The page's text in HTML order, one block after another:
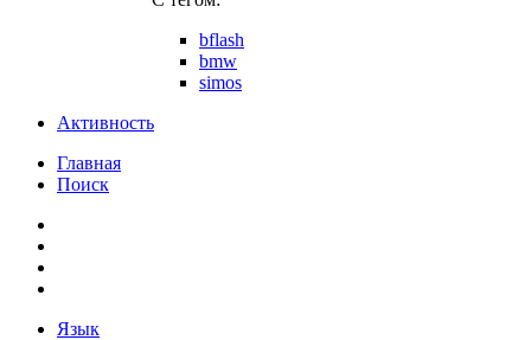
bflash
bmw
simos
Активность
Главная
Поиск
Язык